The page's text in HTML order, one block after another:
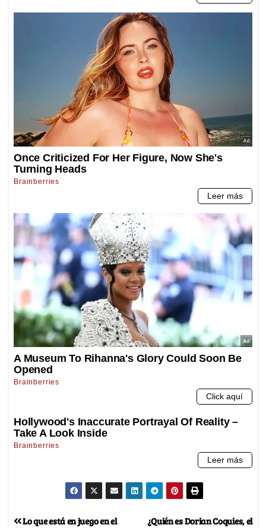
¿Quién es Dorian Coquies, el
Lo que está en juego en el